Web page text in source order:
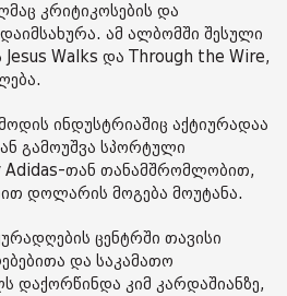
კრიტიკოსების და
ამ ალბომში შესული
Walks და Through the Wire,
ინდუსტრიაშიც აქტიურადაა
გამოუშვა სპორტული
Adidas-თან თანამშრომლობით,
დოლარის მოგება მოუტანა.
ცენტრში თავისი
და საკამათო
დაქორწინდა კიმ კარდაშიანზე,